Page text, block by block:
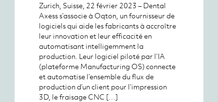
Zurich, Suisse, 22 février 2023 – Dental
Axess s’associe à Oqton, un fournisseur de
logiciels qui aide les fabricants à accroître
leur innovation et leur efficacité en
automatisant intelligemment la
production. Leur logiciel piloté par l’IA
(plateforme Manufacturing OS) connecte
et automatise l’ensemble du flux de
production d’un client pour l’impression
3D, le fraisage CNC […]